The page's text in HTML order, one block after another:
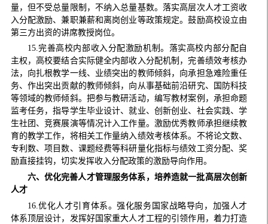
量，但不受总量限制，不纳入总量基数。落实高层次人才工资收
入分配激励、兼职兼薪和离岗创业等政策规定。鼓励高校设立由
第三方出资的讲席教授岗位。
15.完善高校内部收入分配激励机制。落实高校内部分配自
主权，高校要结合实际健全内部收入分配机制，完善绩效考核办
法，向扎根教学一线、业绩突出的教师倾斜，向承担急难险重任
务、作出突出贡献的教师倾斜，向从事基础前沿研究、国防科技
等领域的教师倾斜。把参与教研活动，编写教材案例，承担命题
监考任务，指导学生毕业设计、就业、创新创业、社会实践、学
生社团、竞赛展演等情况计入工作量。激励优秀教师承担继续教
育的教学工作，将相关工作量纳入绩效考核体系。不将论文数、
专利数、项目数、课题经费等科研量化指标与绩效工资分配、奖
励直接挂钩，切实发挥收入分配政策的激励导向作用。
六、优化完善人才管理服务体系，培养造就一批高层次创新
人才
16.优化人才引育体系。强化服务国家战略导向，加强人才
体系顶层设计，发挥好国家重大人才工程的引领作用，着力打造